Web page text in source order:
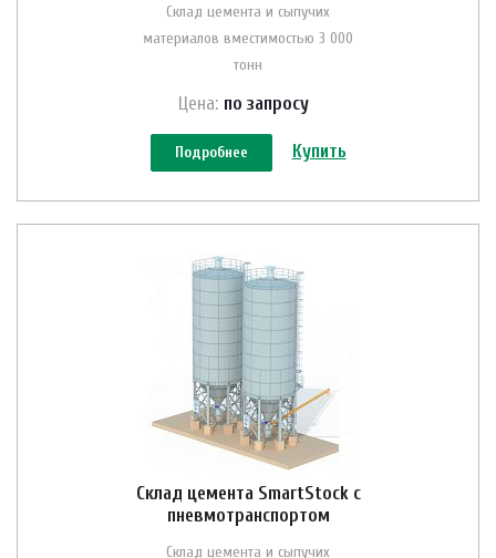
Склад цемента и сыпучих
материалов вместимостью 3 000
тонн
Цена: по запросу
Подробнее Купить
Склад цемента SmartStock с
пневмотранспортом
Склад цемента и сыпучих